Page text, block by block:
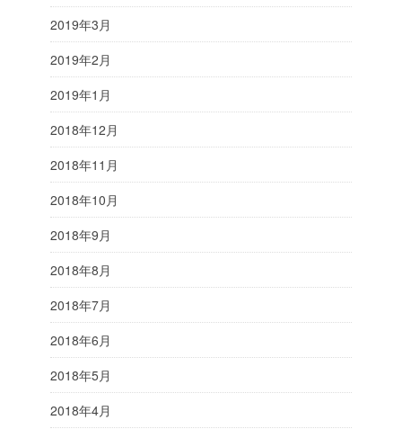
2019年3月
2019年2月
2019年1月
2018年12月
2018年11月
2018年10月
2018年9月
2018年8月
2018年7月
2018年6月
2018年5月
2018年4月